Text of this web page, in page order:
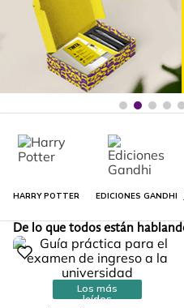
HARRY POTTER EDICIONES GANDHI
De lo que todos están
Los más
leídos